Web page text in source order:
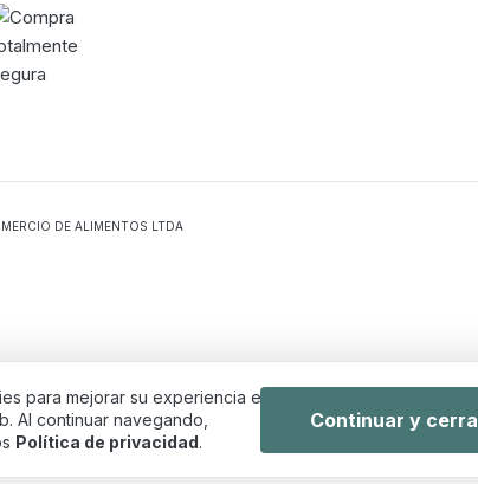
DE ALIMENTOS LTDA
para mejorar su experiencia en
Al continuar navegando,
Política de privacidad.
Continuar y